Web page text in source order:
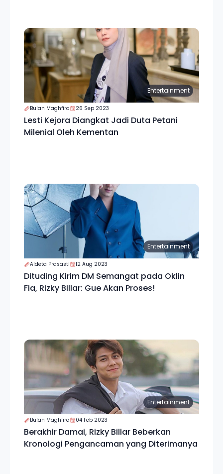
Entertainment
Bulan Maghfira 26 Sep 2023
Lesti Kejora Diangkat Jadi Duta Petani
Milenial Oleh Kementan
Entertainment
Aldeta Prasasti 12 Aug 2023
Dituding Kirim DM Semangat pada Oklin
Fia, Rizky Billar: Gue Akan Proses!
Entertainment
Bulan Maghfira 04 Feb 2023
Berakhir Damai, Rizky Billar Beberkan
Kronologi Pengancaman yang Diterimanya